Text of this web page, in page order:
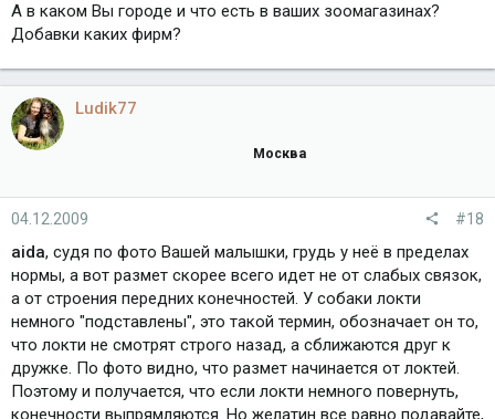
А в каком Вы городе и что есть в ваших зоомагазинах?
Добавки каких фирм?
Ludik77
Москва
04.12.2009 #18
aida, судя по фото Вашей малышки, грудь у неё в пределах
нормы, а вот размет скорее всего идет не от слабых связок,
а от строения передних конечностей. У собаки локти
немного "подставлены", это такой термин, обозначает он то,
что локти не смотрят строго назад, а сближаются друг к
дружке. По фото видно, что размет начинается от локтей.
Поэтому и получается, что если локти немного повернуть,
конечности выпрямляются. Но желатин все равно подавайте,